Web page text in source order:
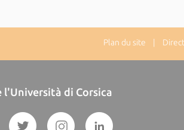
Plan du site |
l'Università di Corsica